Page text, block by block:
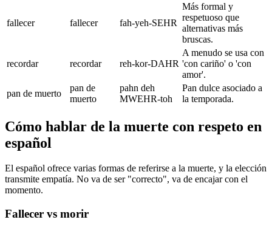
fallecer fallecer fah-yeh-SEHR
Más formal y
respetuoso que
alternativas más
bruscas.
recordar recordar reh-kor-DAHR
A menudo se usa con
'con cariño' o 'con
amor'.
pan de muerto
pan de
muerto
pahn deh
MWEHR-toh
Pan dulce asociado a
la temporada.
Cómo hablar de la muerte con respeto en
español
El español ofrece varias formas de referirse a la muerte, y la elección
transmite empatía. No va de ser "correcto", va de encajar con el
momento.
Fallecer vs morir